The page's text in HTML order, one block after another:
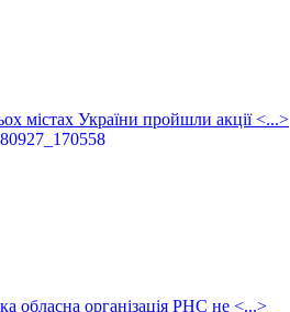
містах України пройшли акції <...>
обласна організація РНС не <...>